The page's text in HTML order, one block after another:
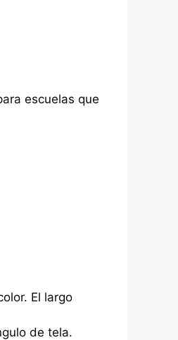
escuelas que
El largo
de tela.